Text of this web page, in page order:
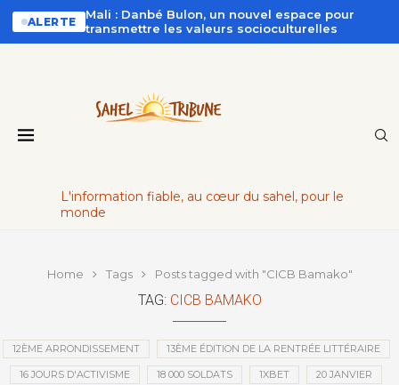
ALERTE
Mali : Danbé Bulon, un nouvel espace pour
transmettre les valeurs socioculturelles
L'information fiable, au cœur du sahel, pour le
monde
Home Tags Posts tagged with "CICB Bamako"
TAG: CICB BAMAKO
12ÈME ARRONDISSEMENT 13ÈME ÉDITION DE LA RENTRÉE LITTÉRAIRE
16 JOURS D'ACTIVISME 18 000 SOLDATS 1XBET 20 JANVIER